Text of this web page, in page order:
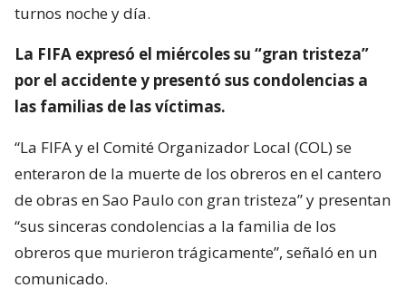
turnos noche y día.
La FIFA expresó el miércoles su “gran tristeza”
por el accidente y presentó sus condolencias a
las familias de las víctimas.
“La FIFA y el Comité Organizador Local (COL) se
enteraron de la muerte de los obreros en el cantero
de obras en Sao Paulo con gran tristeza” y presentan
“sus sinceras condolencias a la familia de los
obreros que murieron trágicamente”, señaló en un
comunicado.